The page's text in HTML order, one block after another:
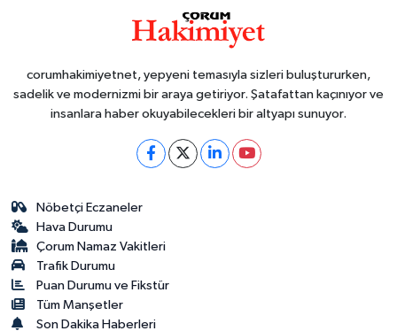
corumhakimiyetnet, yepyeni temasıyla sizleri buluştururken,
sadelik ve modernizmi bir araya getiriyor. Şatafattan kaçınıyor ve
insanlara haber okuyabilecekleri bir altyapı sunuyor.
Nöbetçi Eczaneler
Hava Durumu
Çorum Namaz Vakitleri
Trafik Durumu
Puan Durumu ve Fikstür
Tüm Manşetler
Son Dakika Haberleri